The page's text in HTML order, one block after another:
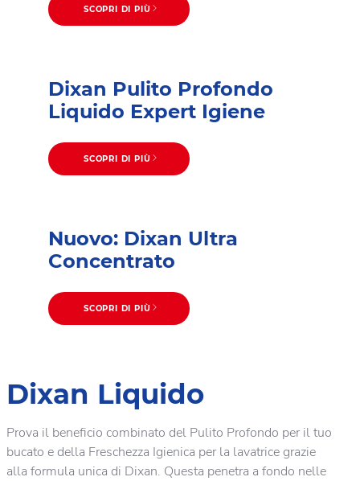
SCOPRI DI PIÙ
Dixan Pulito Profondo
Liquido Expert Igiene
SCOPRI DI PIÙ
Nuovo: Dixan Ultra
Concentrato
SCOPRI DI PIÙ
Dixan Liquido
Prova il beneficio combinato del Pulito Profondo per il tuo
bucato e della Freschezza Igienica per la lavatrice grazie
alla formula unica di Dixan. Questa penetra a fondo nelle